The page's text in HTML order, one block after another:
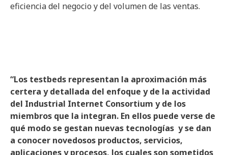
eficiencia del negocio y del volumen de las ventas.
“Los testbeds representan la aproximación más
certera y detallada del enfoque y de la actividad
del Industrial Internet Consortium y de los
miembros que la integran. En ellos puede verse de
qué modo se gestan nuevas tecnologías y se dan
a conocer novedosos productos, servicios,
aplicaciones y procesos, los cuales son sometidos